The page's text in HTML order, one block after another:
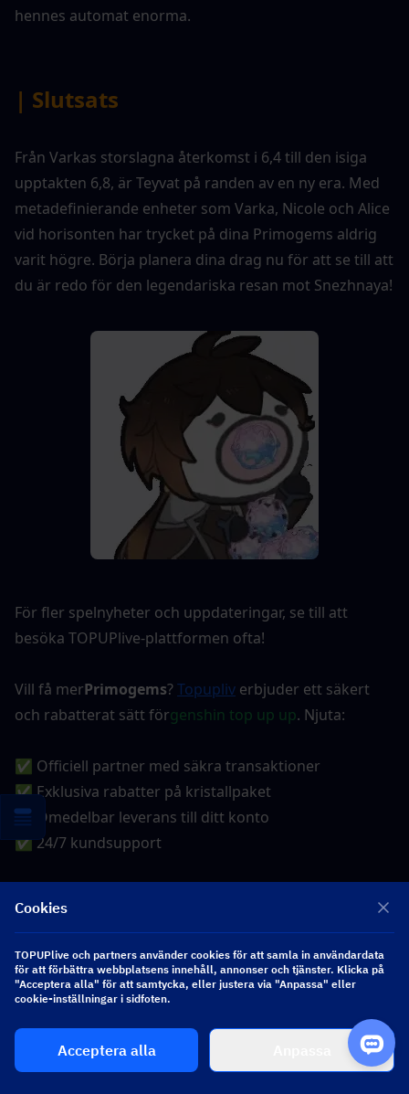
hennes automat enorma.
| Slutsats
Från Varkas storslagna återkomst i 6,4 till den isiga
upptakten 6,8, är Teyvat på randen av en ny era. Med
metadefinierande enheter som Varka, Nicole och Alice
vid horisonten har trycket på dina Primogems aldrig
varit högre. Börja planera dina drag nu för att se till att
du är redo för den legendariska resan mot Snezhnaya!
För fler spelnyheter och uppdateringar, se till att
besöka TOPUPlive-plattformen ofta!
Vill få merPrimogems?Topupliv erbjuder ett säkert
och rabatterat sätt förgenshin top up up. Njuta:
✅ Officiell partner med säkra transaktioner
✅ Exklusiva rabatter på kristallpaket
✅ Omedelbar leverans till ditt konto
✅ 24/7 kundsupport
alla spel (för användare) eller
Av med bloggkod ：
Cookies
TOPUPlive och partners använder cookies för att samla in användardata
för att förbättra webbplatsens innehåll, annonser och tjänster. Klicka på
"Acceptera alla" för att samtycka, eller justera via "Anpassa" eller
cookie-inställningar i sidfoten.
Acceptera alla